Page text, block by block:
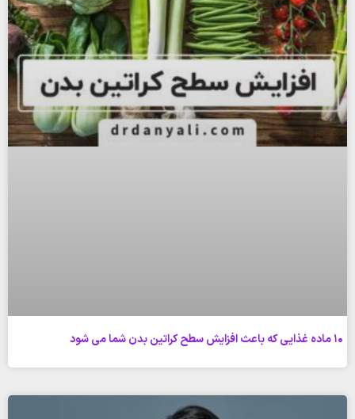
10 ماده غذایی که باعث افزایش سطح کراتین بدن شما می شود